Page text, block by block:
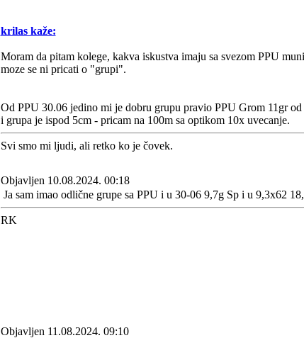
krilas kaže:
Moram da pitam kolege, kakva iskustva imaju sa svezom PPU
moze se ni pricati o "grupi".
Od PPU 30.06 jedino mi je dobru grupu pravio PPU Grom 11gr
i grupa je ispod 5cm - pricam na 100m sa optikom 10x uvecanje.
Svi smo mi ljudi, ali retko ko je čovek.
Objavljen 10.08.2024. 00:18
Ja sam imao odlične grupe sa PPU i u 30-06 9,7g Sp i u 9,3x62
RK
Objavljen 11.08.2024. 09:10